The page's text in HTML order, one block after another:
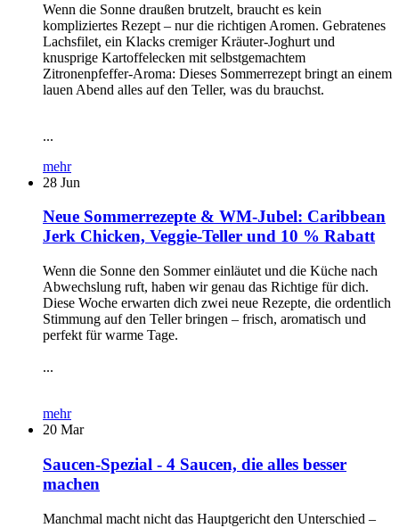
Wenn die Sonne draußen brutzelt, braucht es kein
kompliziertes Rezept – nur die richtigen Aromen. Gebratenes
Lachsfilet, ein Klacks cremiger Kräuter-Joghurt und
knusprige Kartoffelecken mit selbstgemachtem
Zitronenpfeffer-Aroma: Dieses Sommerrezept bringt an einem
lauen Abend alles auf den Teller, was du brauchst.
...
mehr
28 Jun
Neue Sommerrezepte & WM-Jubel: Caribbean
Jerk Chicken, Veggie-Teller und 10 % Rabatt
Wenn die Sonne den Sommer einläutet und die Küche nach
Abwechslung ruft, haben wir genau das Richtige für dich.
Diese Woche erwarten dich zwei neue Rezepte, die ordentlich
Stimmung auf den Teller bringen – frisch, aromatisch und
perfekt für warme Tage.
...
mehr
20 Mar
Saucen-Spezial - 4 Saucen, die alles besser
machen
Manchmal macht nicht das Hauptgericht den Unterschied –